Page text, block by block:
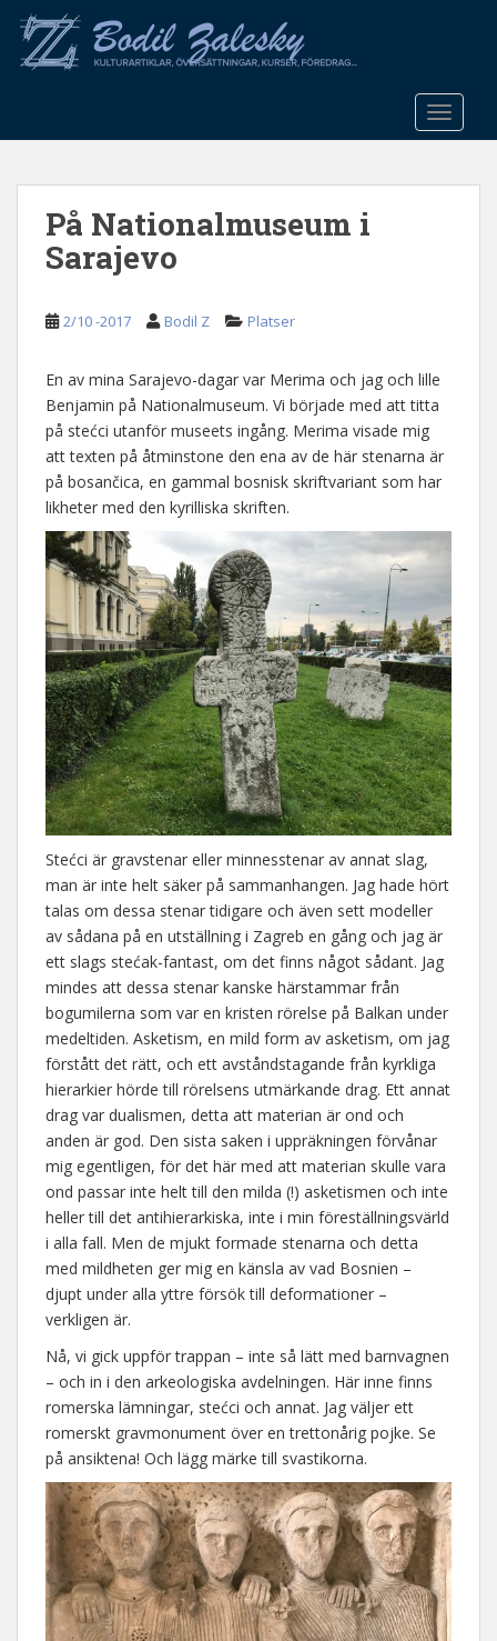
o
På Nationalmuseum i
Sarajevo
2/10 -2017 Bodil Z Platser
En av mina Sarajevo-dagar var Merima och jag och lille
Benjamin på Nationalmuseum. Vi började med att titta
på stećci utanför museets ingång. Merima visade mig
att texten på åtminstone den ena av de här stenarna är
på bosančica, en gammal bosnisk skriftvariant som har
likheter med den kyrilliska skriften.
Stećci är gravstenar eller minnesstenar av annat slag,
man är inte helt säker på sammanhangen. Jag hade hört
talas om dessa stenar tidigare och även sett modeller
av sådana på en utställning i Zagreb en gång och jag är
ett slags stećak-fantast, om det finns något sådant. Jag
mindes att dessa stenar kanske härstammar från
bogumilerna som var en kristen rörelse på Balkan under
medeltiden. Asketism, en mild form av asketism, om jag
förstått det rätt, och ett avståndstagande från kyrkliga
hierarkier hörde till rörelsens utmärkande drag. Ett annat
drag var dualismen, detta att materian är ond och
anden är god. Den sista saken i uppräkningen förvånar
mig egentligen, för det här med att materian skulle vara
ond passar inte helt till den milda (!) asketismen och inte
heller till det antihierarkiska, inte i min föreställningsvärld
i alla fall. Men de mjukt formade stenarna och detta
med mildheten ger mig en känsla av vad Bosnien –
djupt under alla yttre försök till deformationer –
verkligen är.
Nå, vi gick uppför trappan – inte så lätt med barnvagnen
– och in i den arkeologiska avdelningen. Här inne finns
romerska lämningar, stećci och annat. Jag väljer ett
romerskt gravmonument över en trettonårig pojke. Se
på ansiktena! Och lägg märke till svastikorna.